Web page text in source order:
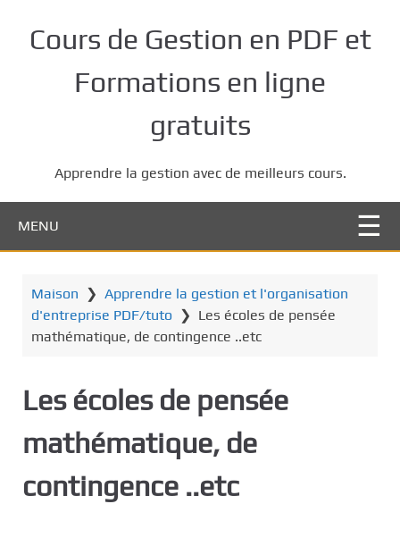
o
Cours de Gestion en PDF et
Formations en ligne
gratuits
Apprendre la gestion avec de meilleurs cours.
MENU
Maison ❯ Apprendre la gestion et l'organisation
d'entreprise PDF/tuto ❯ Les écoles de pensée
mathématique, de contingence ..etc
Les écoles de pensée
mathématique, de
contingence ..etc